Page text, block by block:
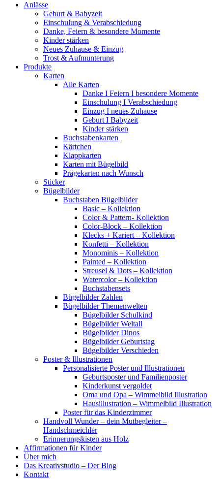
Anlässe
Geburt & Babyzeit
Einschulung & Verabschiedung
Danke, Feiern & besondere Momente
Kinder stärken
Neues Zuhause & Einzug
Trost & Aufmunterung
Produkte
Karten
Alle Karten
Danke I Feiern I besondere Momente
Einschulung I Verabschiedung
Einzug I neues Zuhause
Geburt I Babyzeit
Kinder stärken
Buchstabenkarten
Kärtchen
Klappkarten
Karten mit Bügelbild
Prägekarten nach Wunsch
Sticker
Bügelbilder
Buchstaben Bügelbilder
Basic – Kollektion
Color & Pattern- Kollektion
Color-Block – Kollektion
Klecks + Kariert – Kollektion
Konfetti – Kollektion
Monominis – Kollektion
Painted – Kollektion
Streusel & Dots – Kollektion
Watercolor – Kollektion
Buchstabensets
Bügelbilder Zahlen
Bügelbilder Themenwelten
Bügelbilder Schulkind
Bügelbilder Weltall
Bügelbilder Dinos
Bügelbilder Geburtstag
Bügelbilder Verschieden
Poster & Illustrationen
Personalisierte Poster und Illustrationen
Geburtsposter und Familienposter
Kinderkunst vergoldet
Oma und Opa – Wimmelbild Illustration
Hausillustration – Wimmelbild Illustration
Poster für das Kinderzimmer
Handvoll Wunder – dein Mutbegleiter –
Handschmeichler
Erinnerungskisten aus Holz
Affirmationen für Kinder
Über mich
Das Kreativstudio – Der Blog
Kontakt